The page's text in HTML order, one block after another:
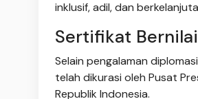
inklusif, adil, dan
Sertifikat
Selain pengalaman
telah dikurasi oleh Pusat
Republik Indonesia.